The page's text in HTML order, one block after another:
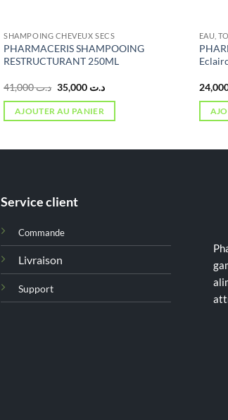
SHAMPOING CHEVEUX SECS
PHARMACERIS SHAMPOOING
RESTRUCTURANT 250ML
د.ت41,000
Le
prix
initial
était :
د.ت 35,000
Le
actuel
est :
AJOUTER AU PANIER
EAU,
Service client
Commande
Livraison
Support